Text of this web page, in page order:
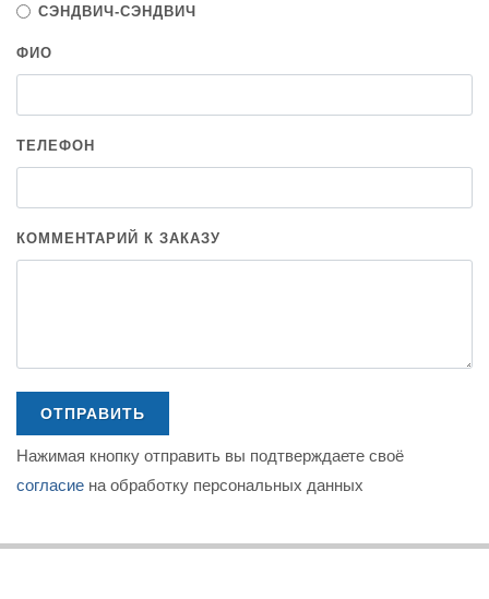
СЭНДВИЧ-СЭНДВИЧ
ФИО
ТЕЛЕФОН
КОММЕНТАРИЙ К ЗАКАЗУ
ОТПРАВИТЬ
Нажимая кнопку отправить вы подтверждаете своё
согласие на обработку персональных данных